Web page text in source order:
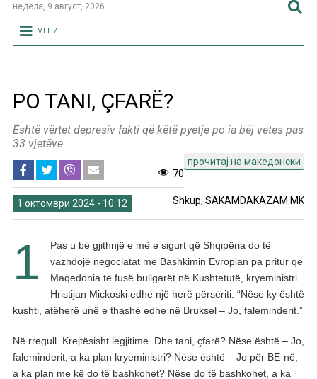
недела, 9 август, 2026
МЕНИ
PO TANI, ÇFARË?
Është vërtet depresiv fakti që këtë pyetje po ia bëj vetes pas
33 vjetëve.
прочитај на македонски
70
1 октомври 2024 - 10:12 Shkup, SAKAMDAKAZAM.MK
1
Pas u bë gjithnjë e më e sigurt që Shqipëria do të
vazhdojë negociatat me Bashkimin Evropian pa pritur që
Maqedonia të fusë bullgarët në Kushtetutë, kryeministri
Hristijan Mickoski edhe një herë përsëriti: “Nëse ky është
kushti, atëherë unë e thashë edhe në Bruksel – Jo, faleminderit.”
Në rregull. Krejtësisht legjitime. Dhe tani, çfarë? Nëse është – Jo,
faleminderit, a ka plan kryeministri? Nëse është – Jo për BE-në,
a ka plan me kë do të bashkohet? Nëse do të bashkohet, a ka